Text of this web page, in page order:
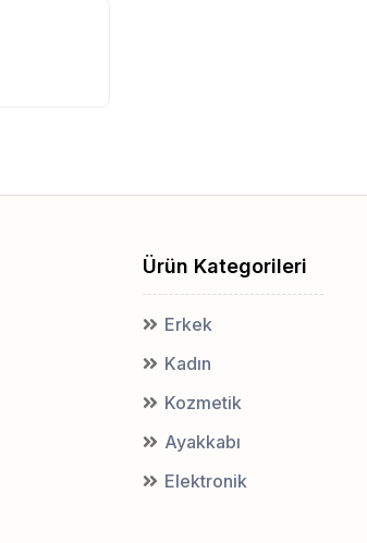
Ürün Kategorileri
Erkek
Kadın
Kozmetik
Ayakkabı
Elektronik